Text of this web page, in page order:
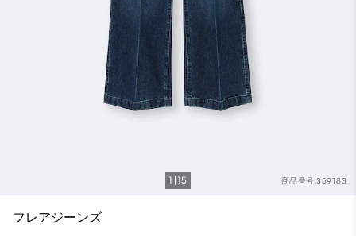
商品番号:359183
1 15
フレアジーンズ